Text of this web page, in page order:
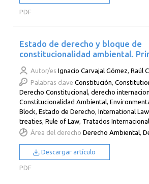
PDF
Estado de derecho y bloque de
constitucionalidad ambiental.
Autor/es Ignacio Carvajal Gómez,Raúl
Palabras clave Constitución ,
Derecho Constitucional ,derecho
Constitucionalidad Ambiental ,
Block ,Estado de Derecho ,International Law
treaties ,Rule of Law Tratados
Área del derecho Derecho Ambiental,
Descargar artículo
PDF